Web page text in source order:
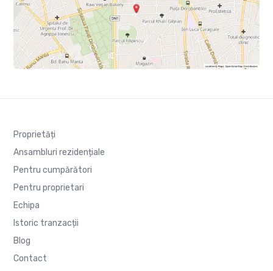
Proprietăți
Ansambluri rezidențiale
Pentru cumpărători
Pentru proprietari
Echipa
Istoric tranzacții
Blog
Contact